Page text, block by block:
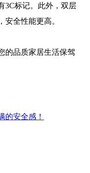
3C标记。此外，双层
全性能更高。
的品质家居生活保驾
的安全感！